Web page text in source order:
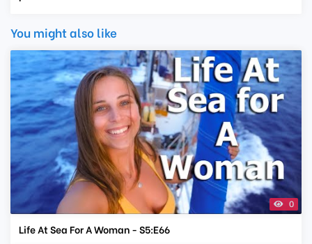
You might also like
0
Life At Sea For A Woman - S5:E66